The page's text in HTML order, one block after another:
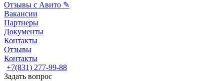
Отзывы с Авито ✎
Вакансии
Партнеры
Документы
Контакты
Отзывы
Контакты
+7(831) 277-99-88
Задать вопрос